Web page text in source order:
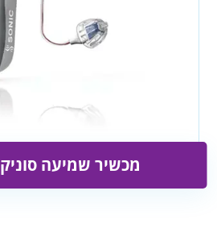
מכשיר שמיעה סוניק Radiant